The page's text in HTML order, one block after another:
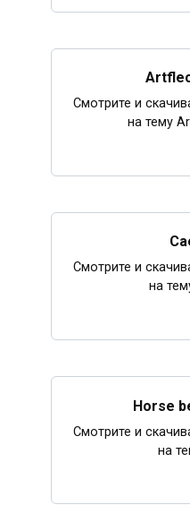
Смотрите и
на тему
Смотрите и
на
Horse
Смотрите и
на